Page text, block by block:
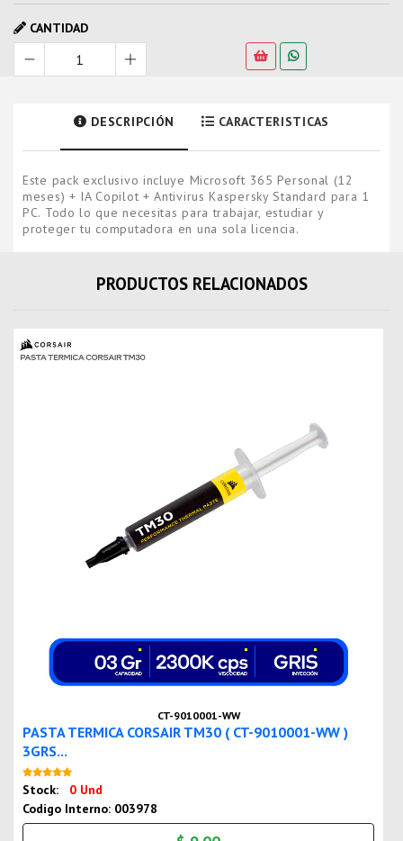
CANTIDAD
DESCRIPCIÓN CARACTERISTICAS
Este pack exclusivo incluye Microsoft 365 Personal (12
meses) + IA Copilot + Antivirus Kaspersky Standard para 1
PC. Todo lo que necesitas para trabajar, estudiar y
proteger tu computadora en una sola licencia.
PRODUCTOS RELACIONADOS
CT-9010001-WW
PASTA TERMICA CORSAIR TM30 ( CT-9010001-WW )
3GRS...
Stock:
0 Und
Codigo Interno: 003978